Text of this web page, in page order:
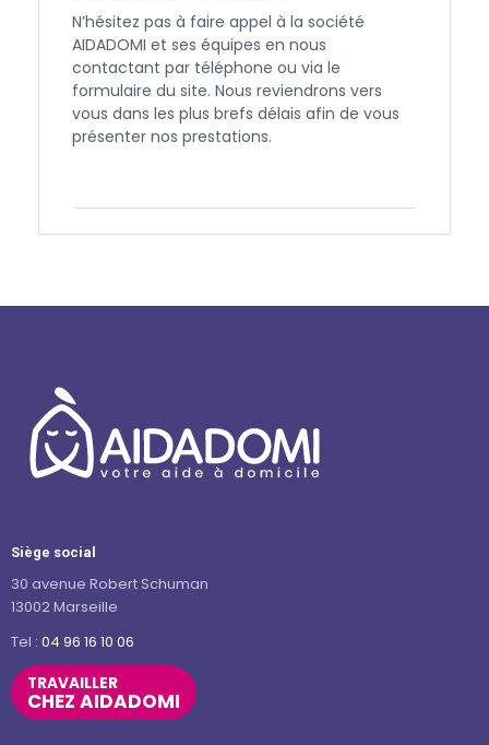
N’hésitez pas à faire appel à la société
AIDADOMI et ses équipes en nous
contactant par téléphone ou via le
formulaire du site. Nous reviendrons vers
vous dans les plus brefs délais afin de vous
présenter nos prestations.
Siège social
30 avenue Robert Schuman
13002 Marseille
Tel : 04 96 16 10 06
TRAVAILLER
CHEZ AIDADOMI